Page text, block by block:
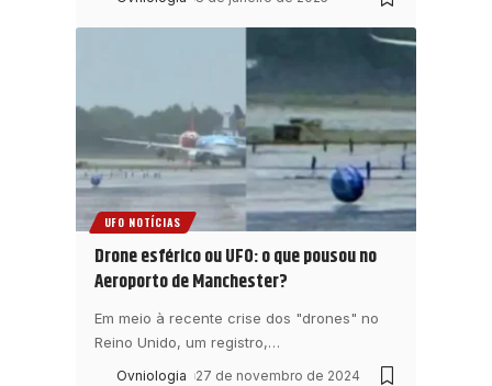
UFO NOTÍCIAS
Drone esférico ou UFO: o que pousou no
Aeroporto de Manchester?
Em meio à recente crise dos "drones" no
Reino Unido, um registro,…
Ovniologia 27 de novembro de 2024